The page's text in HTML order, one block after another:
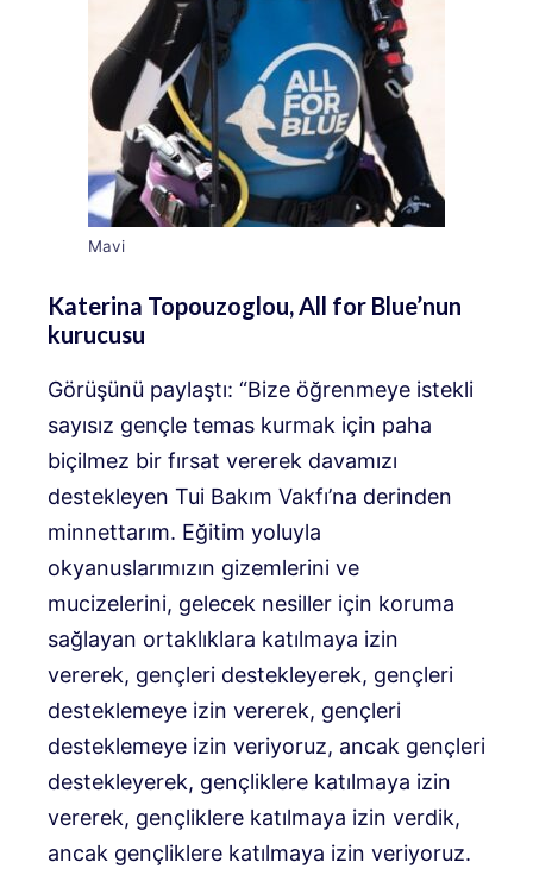
Mavi
Katerina Topouzoglou, All for Blue’nun
kurucusu
Görüşünü paylaştı: “Bize öğrenmeye istekli
sayısız gençle temas kurmak için paha
biçilmez bir fırsat vererek davamızı
destekleyen Tui Bakım Vakfı’na derinden
minnettarım. Eğitim yoluyla
okyanuslarımızın gizemlerini ve
mucizelerini, gelecek nesiller için koruma
sağlayan ortaklıklara katılmaya izin
vererek, gençleri destekleyerek, gençleri
desteklemeye izin vererek, gençleri
desteklemeye izin veriyoruz, ancak gençleri
destekleyerek, gençliklere katılmaya izin
vererek, gençliklere katılmaya izin verdik,
ancak gençliklere katılmaya izin veriyoruz.